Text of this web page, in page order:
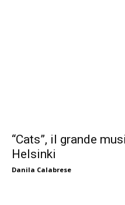
“Cats”, il grande
Helsinki
Danila Calabrese